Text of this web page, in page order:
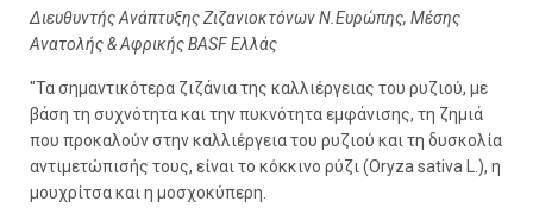
Διευθυντής Ανάπτυξης Ζιζανιοκτόνων Ν.Ευρώπης, Μέσης
Ανατολής & Αφρικής BASF Ελλάς
"Τα σημαντικότερα ζιζάνια της καλλιέργειας του ρυζιού, με
βάση τη συχνότητα και την πυκνότητα εμφάνισης, τη ζημιά
που προκαλούν στην καλλιέργεια του ρυζιού και τη δυσκολία
αντιμετώπισής τους, είναι το κόκκινο ρύζι (Oryza sativa L.), η
μουχρίτσα και η μοσχοκύπερη.